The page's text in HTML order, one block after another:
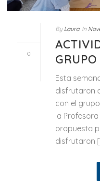
0
By Laura In
Esta
disfrutaron
con el
la
propuesta
disfrutaron